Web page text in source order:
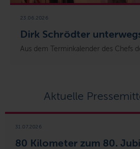
Dirk Schrödter
23.06.2026
Aus dem Terminkalender des Chefs
Aktuelle
80 Kilometer zum 80.
31.07.2026